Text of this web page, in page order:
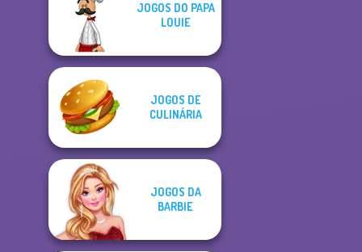
JOGOS DO PAPA
LOUIE
JOGOS DE
CULINÁRIA
JOGOS DA
BARBIE